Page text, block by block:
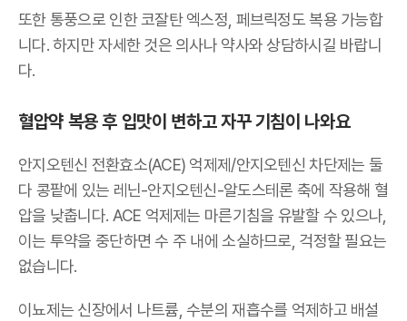
또한 통풍으로 인한 코잘탄 엑스정, 페브릭정도 복용 가능합
니다. 하지만 자세한 것은 의사나 약사와 상담하시길 바랍니
다.
혈압약 복용 후 입맛이 변하고 자꾸 기침이 나와요
안지오텐신 전환효소(ACE) 억제제/안지오텐신 차단제는 둘
다 콩팥에 있는 레닌-안지오텐신-알도스테론 축에 작용해 혈
압을 낮춥니다. ACE 억제제는 마른기침을 유발할 수 있으나,
이는 투약을 중단하면 수 주 내에 소실하므로, 걱정할 필요는
없습니다.
이뇨제는 신장에서 나트륨, 수분의 재흡수를 억제하고 배설